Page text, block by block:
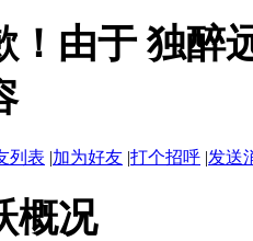
！由于 独醉
列表 |加为好友 |打个招呼 |发送
概况